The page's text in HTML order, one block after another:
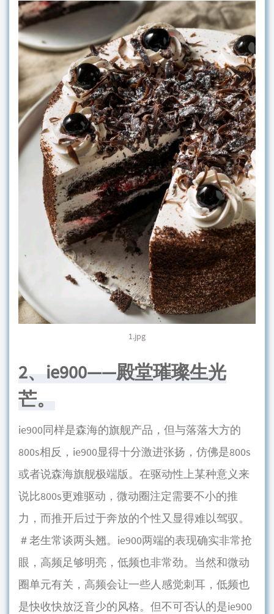
1.jpg
2、ie900——殿堂璀璨生光
芒。
ie900同样是森海的旗舰产品，但与落落大方的
800s相反，ie900显得十分激进张扬，仿佛是800s
或者说森海旗舰极端版。在驱动性上某种意义来
说比800s更难驱动，微动圈注定需要不小的推
力，而推开后过于奔放的个性又显得难以驾驭。
＃老生常谈两头翘。ie900两端的表现确实非常抢
眼，高频足够明亮，低频也非常劲。当然和微动
圈单元有关，高频会让一些人感觉刺耳，低频也
是快收快放泛音少的风格。但不可否认的是ie900